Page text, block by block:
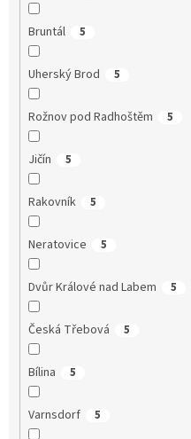
Bruntál 5
Uherský Brod 5
Rožnov pod Radhoštěm 5
Jičín 5
Rakovník 5
Neratovice 5
Dvůr Králové nad Labem 5
Česká Třebová 5
Bílina 5
Varnsdorf 5